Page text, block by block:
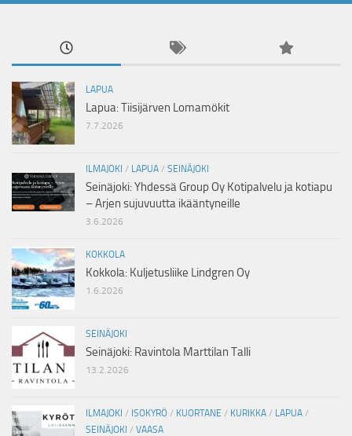
LAPUA
Lapua: Tiisijärven Lomamökit
7.7.2026
ILMAJOKI / LAPUA / SEINÄJOKI
Seinäjoki: Yhdessä Group Oy Kotipalvelu ja kotiapu
– Arjen sujuvuutta ikääntyneille
3.6.2026
KOKKOLA
Kokkola: Kuljetusliike Lindgren Oy
1.6.2026
SEINÄJOKI
Seinäjoki: Ravintola Marttilan Talli
13.2.2026
ILMAJOKI / ISOKYRÖ / KUORTANE / KURIKKA / LAPUA /
SEINÄJOKI / VAASA